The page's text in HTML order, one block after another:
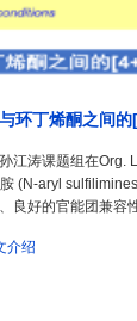
环丁烯酮之间
江涛课题组在Org.
(N-aryl
良好的官能团兼容
介绍